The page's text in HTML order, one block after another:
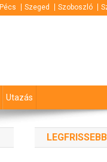
Pécs Szeged Szoboszló
Utazás